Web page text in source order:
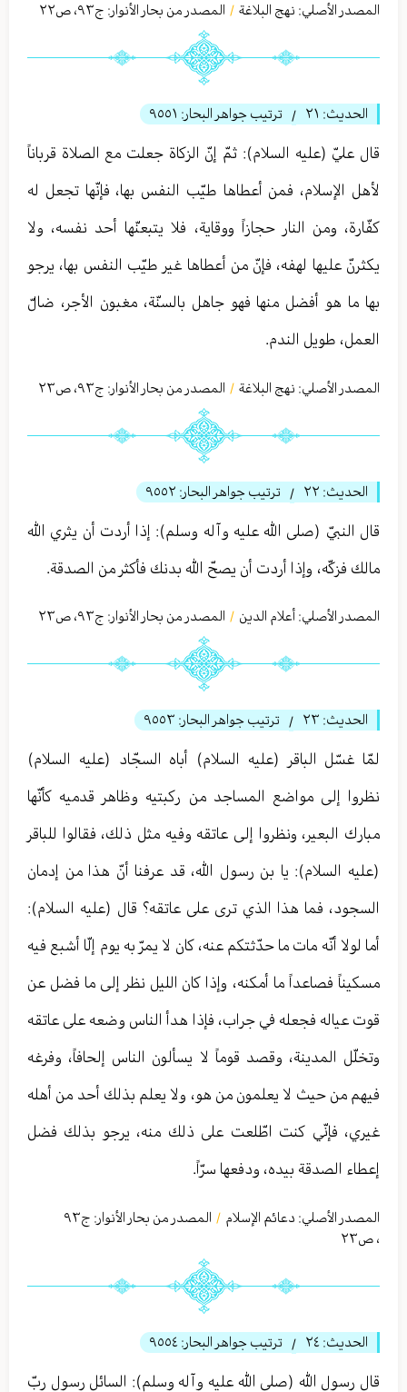
المصدر الأصلي: نهج البلاغة / المصدر من بحار الأنوار: ج٩٣، ص٢٢
الحديث: ٢١ / ترتيب جواهر البحار: ٩٥٥١
قال عليّ (عليه السلام): ثمّ إنّ الزكاة جعلت مع الصلاة قرباناً
لأهل الإسلام، فمن أعطاها طيّب النفس بها، فإنّها تجعل له
كفّارة، ومن النار حجازاً ووقاية، فلا يتبعنّها أحد نفسه، ولا
يكثرنّ عليها لهفه، فإنّ من أعطاها غير طيّب النفس بها، يرجو
بها ما هو أفضل منها فهو جاهل بالسنّة، مغبون الأجر، ضالّ
العمل، طويل الندم.
المصدر الأصلي: نهج البلاغة / المصدر من بحار الأنوار: ج٩٣، ص٢٣
الحديث: ٢٢ / ترتيب جواهر البحار: ٩٥٥٢
قال النبيّ (صلى الله عليه وآله وسلم): إذا أردت أن يثري الله
مالك فزكّه، وإذا أردت أن يصحّ الله بدنك فأكثر من الصدقة.
المصدر الأصلي: أعلام الدين / المصدر من بحار الأنوار: ج٩٣، ص٢٣
الحديث: ٢٣ / ترتيب جواهر البحار: ٩٥٥٣
لمّا غسّل الباقر (عليه السلام) أباه السجّاد (عليه السلام)
نظروا إلى مواضع المساجد من ركبتيه وظاهر قدميه كأنّها
مبارك البعير، ونظروا إلى عاتقه وفيه مثل ذلك، فقالوا للباقر
(عليه السلام): يا بن رسول الله، قد عرفنا أنّ هذا من إدمان
السجود، فما هذا الذي ترى على عاتقه؟ قال (عليه السلام):
أما لولا أنّه مات ما حدّثتكم عنه، كان لا يمرّ به يوم إلّا أشبع فيه
مسكيناً فصاعداً ما أمكنه، وإذا كان الليل نظر إلى ما فضل عن
قوت عياله فجعله في جراب، فإذا هدأ الناس وضعه على عاتقه
وتخلّل المدينة، وقصد قوماً لا يسألون الناس إلحافاً، وفرغه
فيهم من حيث لا يعلمون من هو، ولا يعلم بذلك أحد من أهله
غيري، فإنّي كنت اطّلعت على ذلك منه، يرجو بذلك فضل
إعطاء الصدقة بيده، ودفعها سرّاً.
المصدر الأصلي: دعائم الإسلام / المصدر من بحار الأنوار: ج٩٣
، ص٢٣
الحديث: ٢٤ / ترتيب جواهر البحار: ٩٥٥٤
قال رسول الله (صلى الله عليه وآله وسلم): السائل رسول ربّ